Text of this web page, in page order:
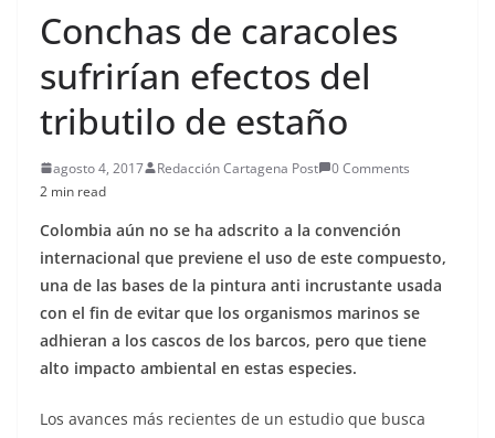
Conchas de caracoles
sufrirían efectos del
tributilo de estaño
agosto 4, 2017 Redacción Cartagena Post
0 Comments
2 min read
Colombia aún no se ha adscrito a la convención
internacional que previene el uso de este compuesto,
una de las bases de la pintura anti incrustante usada
con el fin de evitar que los organismos marinos se
adhieran a los cascos de los barcos, pero que tiene
alto impacto ambiental en estas especies.
Los avances más recientes de un estudio que busca